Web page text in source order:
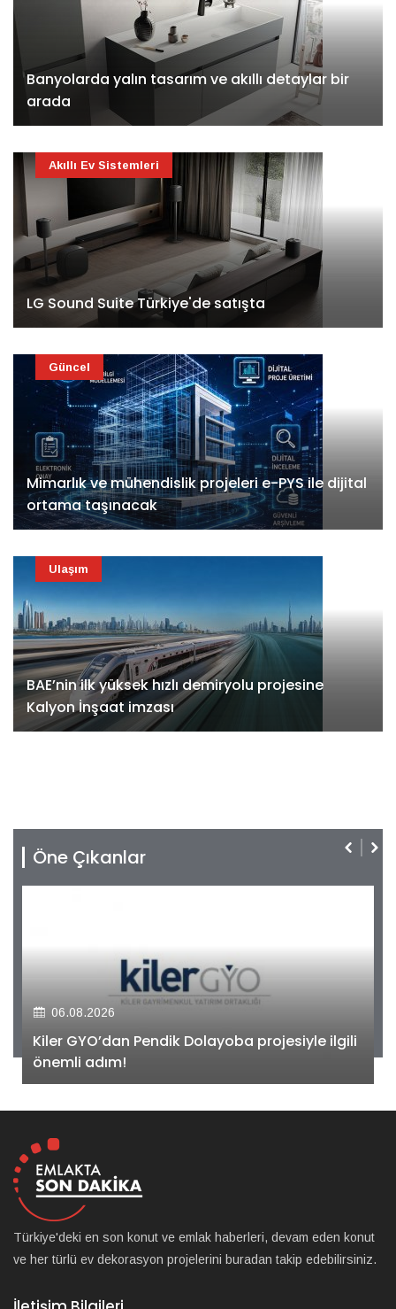
Banyolarda yalın tasarım ve akıllı detaylar bir
arada
LG Sound Suite Türkiye'de satışta
Akıllı Ev Sistemleri
Mimarlık ve mühendislik projeleri e-PYS ile dijital
ortama taşınacak
Güncel
BAE’nin ilk yüksek hızlı demiryolu projesine
Kalyon İnşaat imzası
Ulaşım
Öne Çıkanlar
06.08.2026
Kiler GYO’dan Pendik Dolayoba projesiyle ilgili
önemli adım!
Türkiye'deki en son konut ve emlak haberleri, devam eden konut
ve her türlü ev dekorasyon projelerini buradan takip edebilirsiniz.